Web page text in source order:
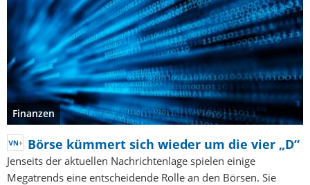
Finanzen
Börse kümmert sich wieder um die vier „D“
Jenseits der aktuellen Nachrichtenlage spielen einige
Megatrends eine entscheidende Rolle an den Börsen. Sie